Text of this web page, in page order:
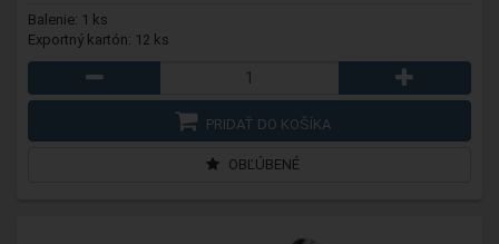
Balenie: 1 ks
Exportný kartón: 12 ks
PRIDAŤ DO KOŠÍKA
OBĽÚBENÉ